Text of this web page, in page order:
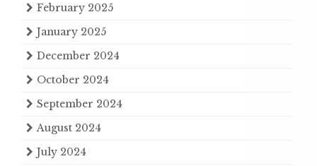
February 2025
January 2025
December 2024
October 2024
September 2024
August 2024
July 2024